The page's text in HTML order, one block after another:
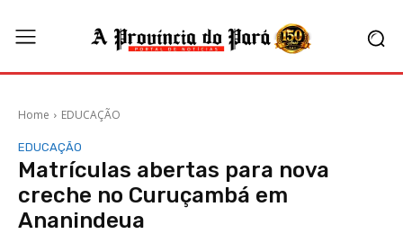
Home EDUCAÇÃO
EDUCAÇÃO
Matrículas abertas para nova
creche no Curuçambá em
Ananindeua